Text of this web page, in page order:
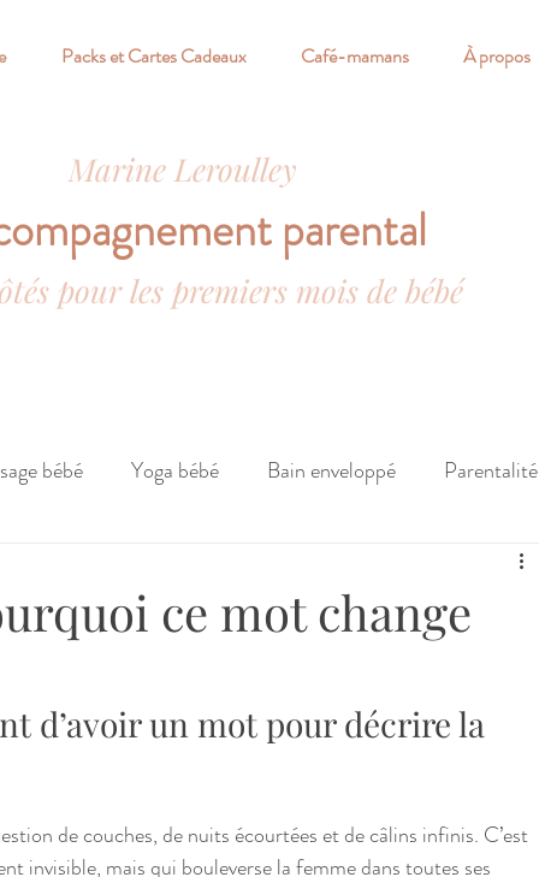
Packs et Cartes Cadeaux Café-mamans À propos
Marine Leroulley
parental
pour les premiers mois de bébé
bébé Yoga bébé Bain enveloppé Parentalité
ce mot change
d’avoir un mot pour décrire la
de couches, de nuits écourtées et de câlins infinis. C’est
invisible, mais qui bouleverse la femme dans toutes ses